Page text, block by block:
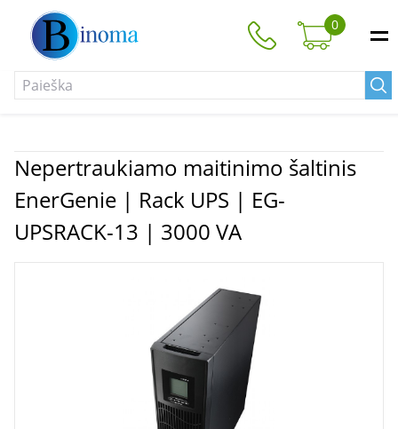
0
Nepertraukiamo maitinimo šaltinis
EnerGenie | Rack UPS | EG-
UPSRACK-13 | 3000 VA